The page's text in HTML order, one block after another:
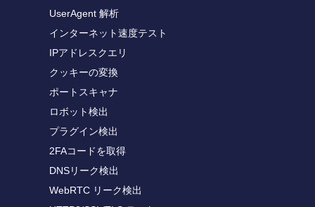
UserAgent 解析
インターネット速度テスト
IPアドレスクエリ
クッキーの変換
ポートスキャナ
ロボット検出
プラグイン検出
2FAコードを取得
DNSリーク検出
WebRTC リーク検出